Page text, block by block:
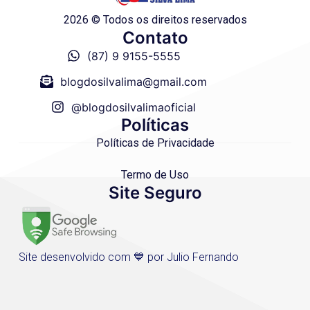
2026 © Todos os direitos reservados
Contato
(87) 9 9155-5555
blogdosilvalima@gmail.com
@blogdosilvalimaoficial
Políticas
Políticas de Privacidade
Termo de Uso
Site Seguro
Site desenvolvido com 💙 por Julio Fernando